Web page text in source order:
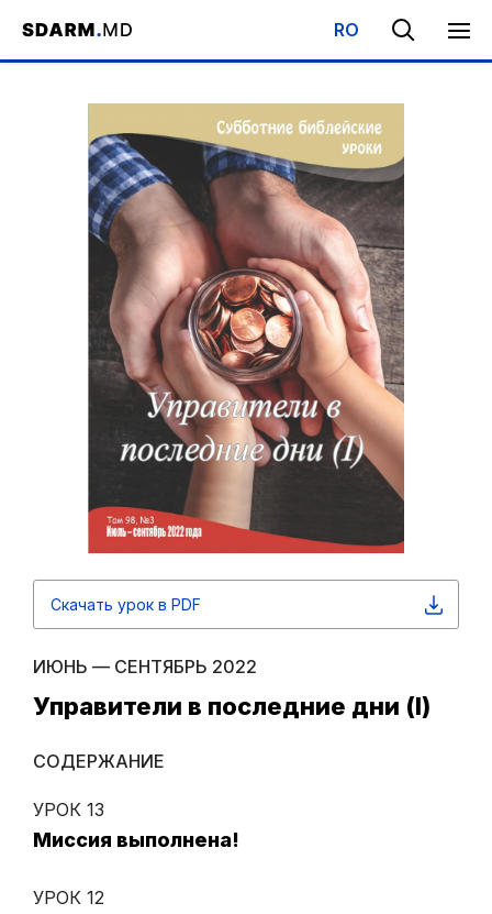
RO
Начало / Библиотека / Субботняя Школа / Управители в
Скачать урок в PDF
ИЮНЬ — СЕНТЯБРЬ 2022
Управители в последние дни (I)
СОДЕРЖАНИЕ
УРОК 13
Миссия выполнена!
УРОК 12